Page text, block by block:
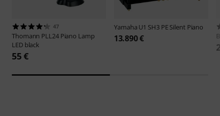
47
Thomann PLL24 Piano Lamp
LED black
55 €
Yamaha U1 SH3 PE Silent Piano
13.890 €